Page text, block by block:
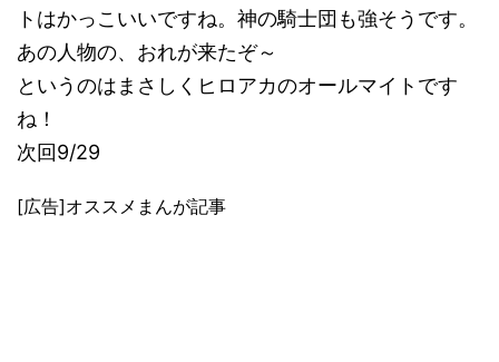
トはかっこいいですね。神の騎士団も強そうです。
あの人物の、おれが来たぞ～
というのはまさしくヒロアカのオールマイトです
ね！
次回9/29
[広告]オススメまんが記事